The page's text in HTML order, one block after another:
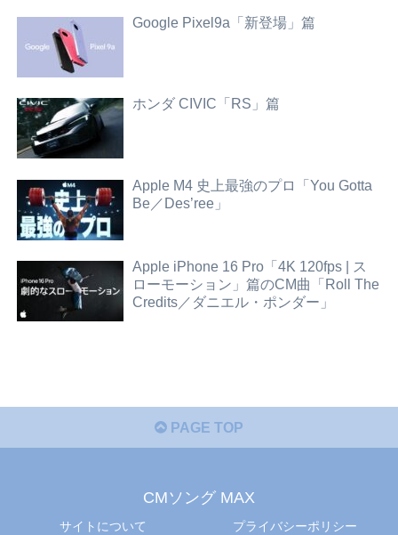
Google Pixel9a「新登場」篇
ホンダ CIVIC「RS」篇
Apple M4 史上最強のプロ「You Gotta
Be／Des’ree」
Apple iPhone 16 Pro「4K 120fps | ス
ローモーション」篇のCM曲「Roll The
Credits／ダニエル・ポンダー」
PAGE TOP
CMソング MAX
サイトについて プライバシーポリシー